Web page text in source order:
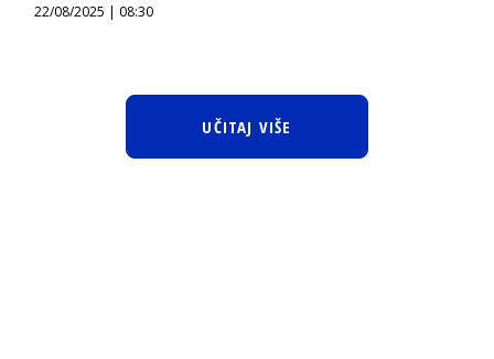
22/08/2025 | 08:30
UČITAJ VIŠE